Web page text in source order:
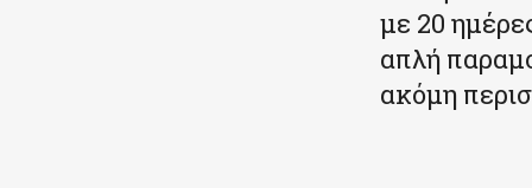
με 20
απλή
ακόμη